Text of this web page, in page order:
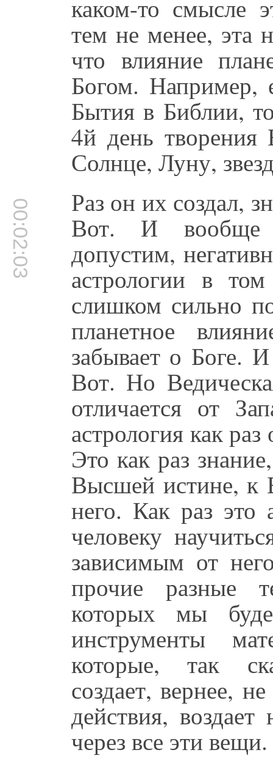
каком-то смысле
тем не менее, эта
что влияние
Богом. Например,
Бытия в Библии,
4й день творения
Солнце, Луну,
00:02:03 Раз он их создал,
Вот. И вообще
допустим,
астрологии в
слишком сильно
планетное
забывает о Боге.
Вот. Но
отличается от
астрология как
Это как раз
Высшей истине, к
него. Как раз это
человеку
зависимым от
прочие разные
которых мы
инструменты
которые, так
создает, вернее,
действия,
через все эти вещи.